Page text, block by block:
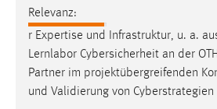
Relevanz:
r Expertise und Infrastruktur, u. a.
Lernlabor Cybersicherheit an der
Partner im projektübergreifenden
und Validierung von Cyberstrategien